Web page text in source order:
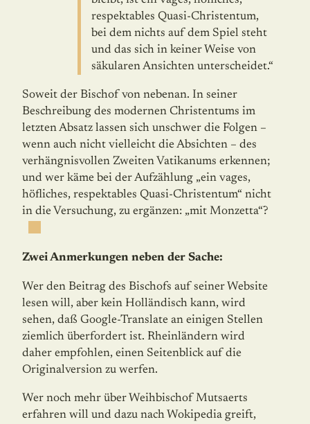
respektables Quasi-Christentum,
bei dem nichts auf dem Spiel steht
und das sich in keiner Weise von
säkularen Ansichten unterscheidet.“
Soweit der Bischof von nebenan. In seiner
Beschreibung des modernen Christentums im
letzten Absatz lassen sich unschwer die Folgen –
wenn auch nicht vielleicht die Absichten – des
verhängnisvollen Zweiten Vatikanums erkennen;
und wer käme bei der Aufzählung „ein vages,
höfliches, respektables Quasi-Christentum“ nicht
in die Versuchung, zu ergän­zen: „mit Monzetta“?
Zwei Anmerkungen neben der Sache:
Wer den Beitrag des Bischofs auf seiner Website
lesen will, aber kein Holländisch kann, wird
sehen, daß Google-Translate an einigen Stellen
ziemlich überfordert ist. Rheinlän­dern wird
daher empfohlen, einen Seitenblick auf die
Originalversion zu werfen.
Wer noch mehr über Weihbischof Mutsaerts
erfahren will und dazu nach Wokipedia greift,